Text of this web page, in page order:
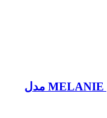
دستگاه بلیچینگ دندانپزشکی ملانی MELANIE مدل